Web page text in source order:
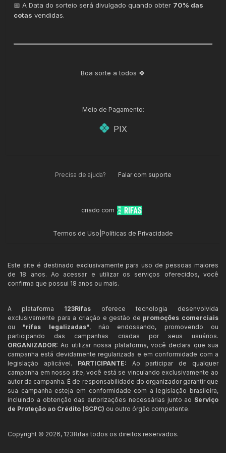
📅 A Data do sorteio será divulgado quando obter 70% das
cotas vendidas.
Boa sorte a todos 🍀
Meio de Pagamento:
PIX
Precisa de ajuda? Falar com suporte
criado com
Termos de Uso Políticas de Privacidade
Este site é destinado exclusivamente para uso de pessoas maiores
de 18 anos. Ao acessar e utilizar os serviços oferecidos, você
confirma que possui 18 anos ou mais.
A plataforma 123Rifas oferece tecnologia desenvolvida
exclusivamente para a criação e gestão de promoções comerciais
ou "rifas legalizadas", não endossando, promovendo ou
participando das campanhas criadas por seus usuários.
ORGANIZADOR: Ao utilizar nossa plataforma, você declara que sua
campanha está devidamente regularizada e em conformidade com a
legislação aplicável. PARTICIPANTE: Ao participar de qualquer
campanha em nosso site, você está se vinculando exclusivamente ao
autor da campanha. É de responsabilidade do organizador garantir que
sua campanha esteja em conformidade com a legislação brasileira,
incluindo a obtenção das autorizações necessárias junto ao Serviço
de Proteção ao Crédito (SCPC) ou outro órgão competente.
Copyright © 2026, 123Rifas todos os direitos reservados.